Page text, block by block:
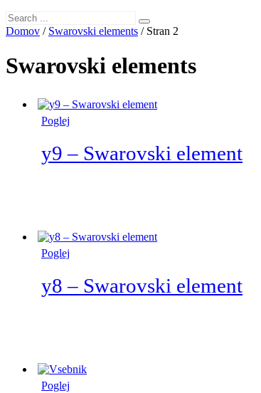
Domov / Swarovski elements / Stran 2
Swarovski elements
Poglej
y9 – Swarovski element
Poglej
y8 – Swarovski element
Poglej